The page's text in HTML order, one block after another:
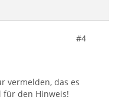
#4
vermelden, das es
für den Hinweis!